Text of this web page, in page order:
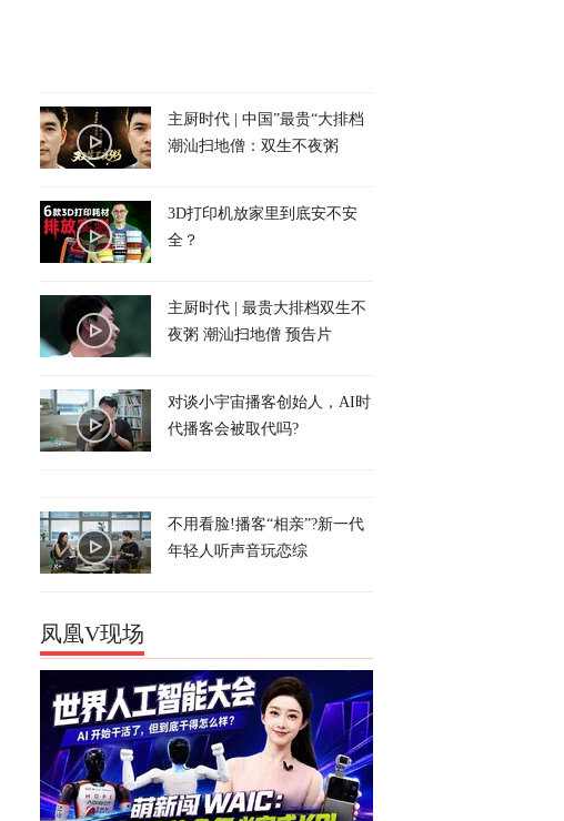
主厨时代 | 中国”最贵“大排档
潮汕扫地僧：双生不夜粥
3D打印机放家里到底安不安
全？
主厨时代 | 最贵大排档双生不
夜粥 潮汕扫地僧 预告片
对谈小宇宙播客创始人，AI时
代播客会被取代吗?
不用看脸!播客“相亲”?新一代
年轻人听声音玩恋综
凤凰V现场